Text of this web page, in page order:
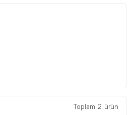
Toplam 2 ürün